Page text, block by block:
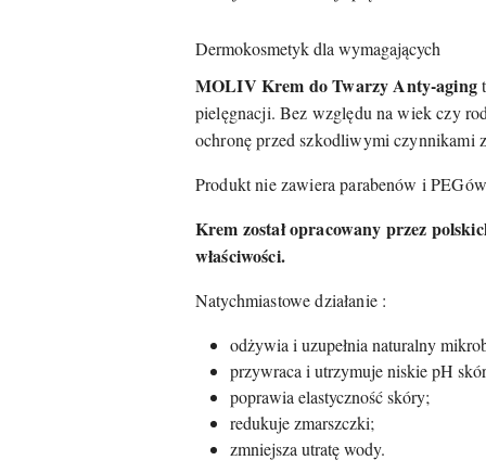
Dermokosmetyk dla wymagających
MOLIV Krem do Twarzy Anty-aging
pielęgnacji. Bez względu na wiek czy
ochronę przed szkodliwymi czynnikami
Produkt nie zawiera parabenów i
Krem został opracowany przez
właściwości.
Natychmiastowe działanie :
odżywia i uzupełnia naturalny
przywraca i utrzymuje niskie pH
poprawia elastyczność skóry;
redukuje zmarszczki;
zmniejsza utratę wody.